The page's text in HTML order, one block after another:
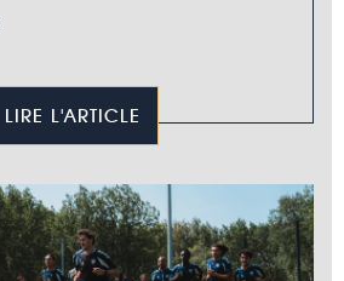
LIRE L'ARTICLE